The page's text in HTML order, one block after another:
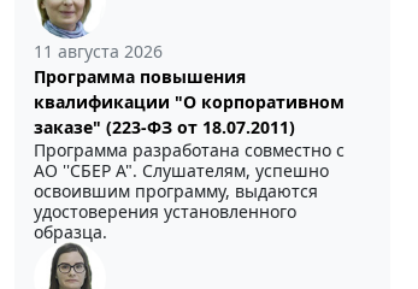
11 августа 2026
Программа повышения
квалификации "О корпоративном
заказе" (223-ФЗ от 18.07.2011)
Программа разработана совместно с
АО ''СБЕР А". Слушателям, успешно
освоившим программу, выдаются
удостоверения установленного
образца.